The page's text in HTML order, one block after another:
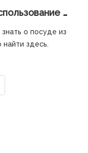
Каковы преимущества и использование контейнеров из алюминиевой фольги?
о посуде из
здесь.